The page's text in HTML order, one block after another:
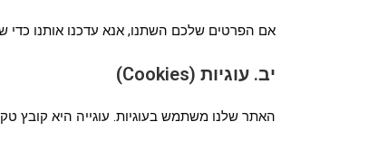
אם הפרטים שלכם השתנו, אנא עדכנו אותנו כדי
יב. עוגיות (Cookies)
האתר שלנו משתמש בעוגיות. עוגייה היא קובץ